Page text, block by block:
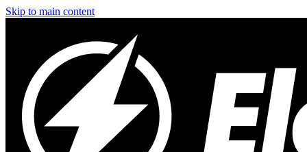
Skip to main content